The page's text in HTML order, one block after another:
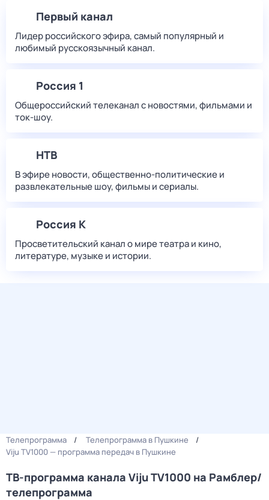
Первый канал
Лидер российского эфира, самый популярный и
любимый русскоязычный канал.
Россия 1
Общероссийский телеканал с новостями, фильмами и
ток-шоу.
НТВ
В эфире новости, общественно-политические и
развлекательные шоу, фильмы и сериалы.
Россия К
Просветительский канал о мире театра и кино,
литературе, музыке и истории.
Телепрограмма
Телепрограмма в Пушкине
Viju TV1000 — программа передач в Пушкине
ТВ-программа канала Viju TV1000 на Рамблер/
телепрограмма